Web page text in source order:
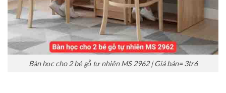
Bàn học cho 2 bé gỗ tự nhiên MS 2962 | Giá bán= 3tr6